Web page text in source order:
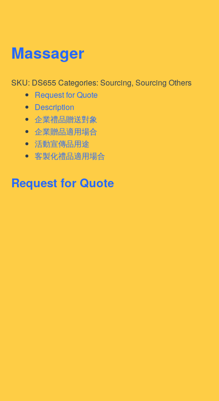
Massager
SKU: DS655Categories: Sourcing, Sourcing Others
Request for Quote
Description
企業禮品贈送對象
企業贈品適用場合
活動宣傳品用途
客製化禮品適用場合
Request for Quote